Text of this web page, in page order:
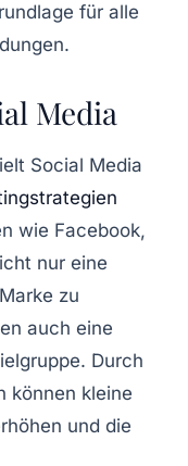
für alle
Media
Social Media
wie Facebook,
nur eine
zu
auch eine
Durch
können kleine
und die